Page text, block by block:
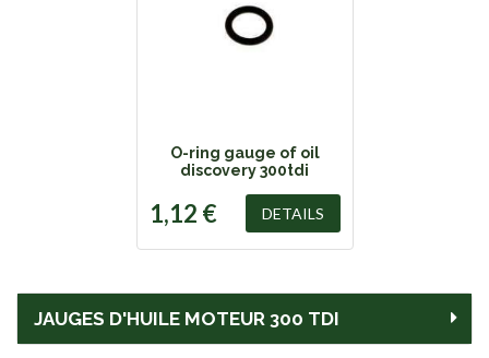
JAUGES D'HUILE MOTEUR 300 TDI
O-ring gauge of oil
discovery 300tdi
1,12 € DETAILS